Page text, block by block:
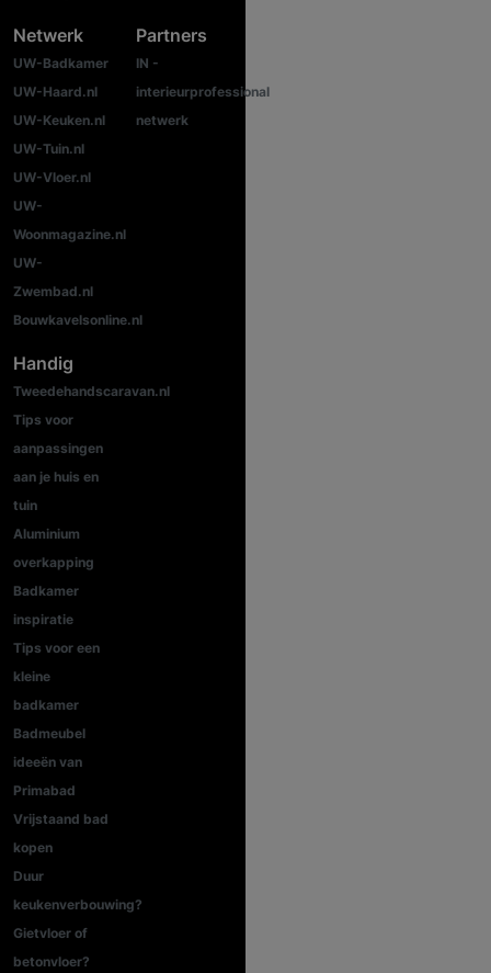
Netwerk
UW-Badkamer
UW-Haard.nl
UW-Keuken.nl
UW-Tuin.nl
UW-Vloer.nl
UW-
Woonmagazine.nl
UW-
Zwembad.nl
Bouwkavelsonline.nl
Partners
IN -
interieurprofessional
netwerk
Handig
Tweedehandscaravan.nl
Tips voor
aanpassingen
aan je huis en
tuin
Aluminium
overkapping
Badkamer
inspiratie
Tips voor een
kleine
badkamer
Badmeubel
ideeën van
Primabad
Vrijstaand bad
kopen
Duur
keukenverbouwing?
Gietvloer of
betonvloer?